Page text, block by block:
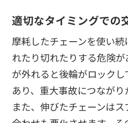
適切なタイミングでの
摩耗したチェーンを使い
れたり切れたりする危険
が外れると後輪がロック
あり、重大事故につながり
また、伸びたチェーンは